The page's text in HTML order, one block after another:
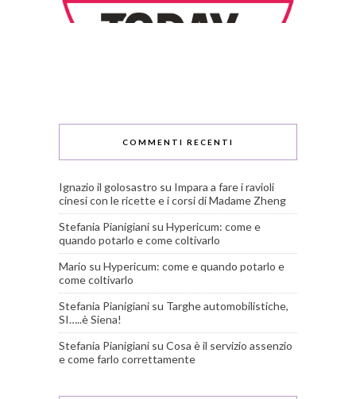
COMMENTI RECENTI
Ignazio il golosastro su Impara a fare i ravioli
cinesi con le ricette e i corsi di Madame Zheng
Stefania Pianigiani su Hypericum: come e
quando potarlo e come coltivarlo
Mario su Hypericum: come e quando potarlo e
come coltivarlo
Stefania Pianigiani su Targhe automobilistiche,
SI…..è Siena!
Stefania Pianigiani su Cosa è il servizio assenzio
e come farlo correttamente